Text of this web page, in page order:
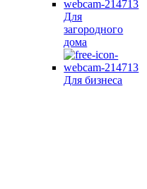
Для
загородного
дома
Для бизнеса